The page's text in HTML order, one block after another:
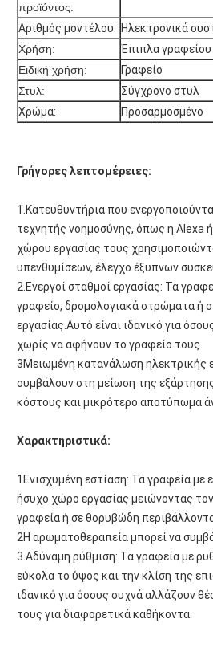
προϊόντος:
Αριθμός μοντέλου: Ηλεκτρονικά
Χρήση:
Έπιπλα γραφείου
Ειδική χρήση:
Γραφείο
Στυλ:
Σύγχρονο στυλ
Χρώμα:
Προσαρμοσμένο
Γρήγορες λεπτομέρειες:
1.Κατευθυντήρια που
τεχνητής νοημοσύνης, όπως η Alexa
χώρου εργασίας τους
υπενθυμίσεων, έλεγχο έξυπνων
2.Ενεργοί σταθμοί εργασίας: Τα
γραφείο, δρομολογιακά στρώματα ή
εργασίας.Αυτό είναι ιδανικό για
χωρίς να αφήνουν το γραφείο τους.
3Μειωμένη κατανάλωση ηλεκτρικής
συμβάλουν στη μείωση της
κόστους και μικρότερο αποτύπωμα
Χαρακτηριστικά:
1Ενισχυμένη εστίαση: Τα γραφεία
ήσυχο χώρο εργασίας μειώνοντας
γραφεία ή σε θορυβώδη
2Η αρωματοθεραπεία μπορεί να
3.Αδύναμη ρύθμιση: Τα γραφεία με
εύκολα το ύψος και την κλίση της
ιδανικό για όσους συχνά αλλάζουν
τους για διαφορετικά καθήκοντα.